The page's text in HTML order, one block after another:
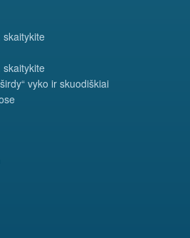
vyko ir skuodiškiai